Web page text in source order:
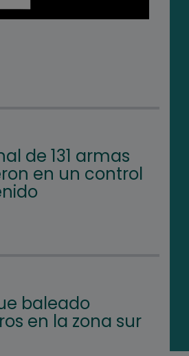
de 131 armas
en un control
baleado
en la zona sur